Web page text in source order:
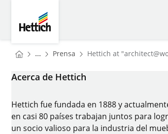
You are here:
Homepage
... Prensa Homepage
Hettich at
Acerca de Hettich
Hettich fue fundada en 1888 y
en casi 80 países trabajan juntos para
un socio valioso para la industria del